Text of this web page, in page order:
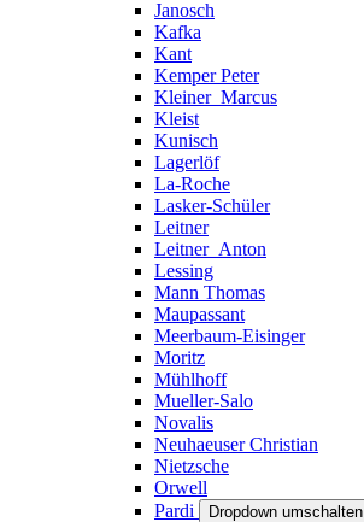
Janosch
Kafka
Kant
Kemper Peter
Kleiner_Marcus
Kleist
Kunisch
Lagerlöf
La-Roche
Lasker-Schüler
Leitner
Leitner_Anton
Lessing
Mann Thomas
Maupassant
Meerbaum-Eisinger
Moritz
Mühlhoff
Mueller-Salo
Novalis
Neuhaeuser Christian
Nietzsche
Orwell
Pardi
Dropdown umschalten